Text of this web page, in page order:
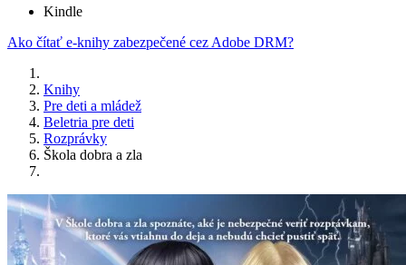
Kindle
Ako čítať e-knihy zabezpečené cez Adobe DRM?
Knihy
Pre deti a mládež
Beletria pre deti
Rozprávky
Škola dobra a zla